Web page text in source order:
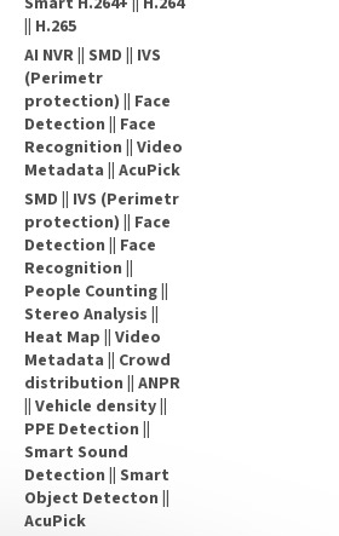
|| H.265
AI NVR || SMD || IVS
(Perimetr
protection) || Face
Detection || Face
Recognition || Video
Metadata || AcuPick
SMD || IVS (Perimetr
protection) || Face
Detection || Face
Recognition ||
People Counting ||
Stereo Analysis ||
Heat Map || Video
Metadata || Crowd
distribution || ANPR
|| Vehicle density ||
PPE Detection ||
Smart Sound
Detection || Smart
Object Detecton ||
AcuPick